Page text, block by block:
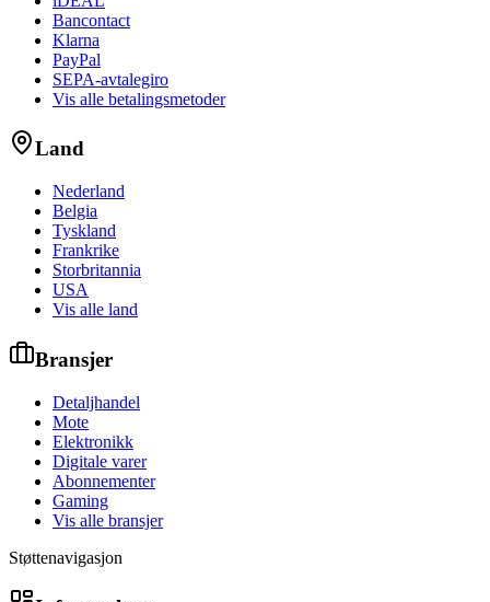
Bancontact
Klarna
PayPal
SEPA-avtalegiro
Vis alle betalingsmetoder
Land
Nederland
Belgia
Tyskland
Frankrike
Storbritannia
USA
Vis alle land
Bransjer
Detaljhandel
Mote
Elektronikk
Digitale varer
Abonnementer
Gaming
Vis alle bransjer
Støttenavigasjon